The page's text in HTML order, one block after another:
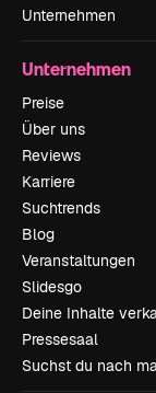
Unternehmen
Unternehmen
Preise
Über uns
Reviews
Karriere
Suchtrends
Blog
Veranstaltungen
Slidesgo
Deine Inhalte
Pressesaal
Suchst du nach